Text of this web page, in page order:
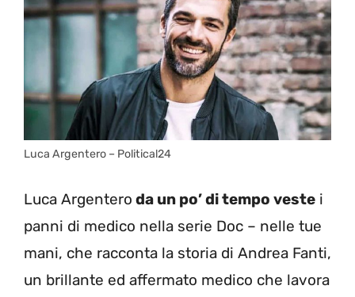
Luca Argentero – Political24
Luca Argentero da un po’ di tempo veste i
panni di medico nella serie Doc – nelle tue
mani, che racconta la storia di Andrea Fanti,
un brillante ed affermato medico che lavora